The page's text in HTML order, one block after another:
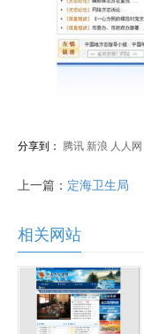
分享到： 腾讯 新浪 人人网
上一篇： 定海卫生局
相关网站